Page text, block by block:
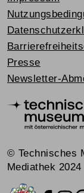
Presse
Newsletter-
© Technisches
Mediathek 2024